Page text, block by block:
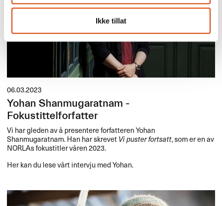
Ikke tillat
06.03.2023
Yohan Shanmugaratnam -
Fokustittelforfatter
Vi har gleden av å presentere forfatteren Yohan
Shanmugaratnam. Han har skrevetVi puster fortsatt, som er en av
NORLAs fokustitler våren 2023.
Her kan du lese vårt intervju med Yohan.